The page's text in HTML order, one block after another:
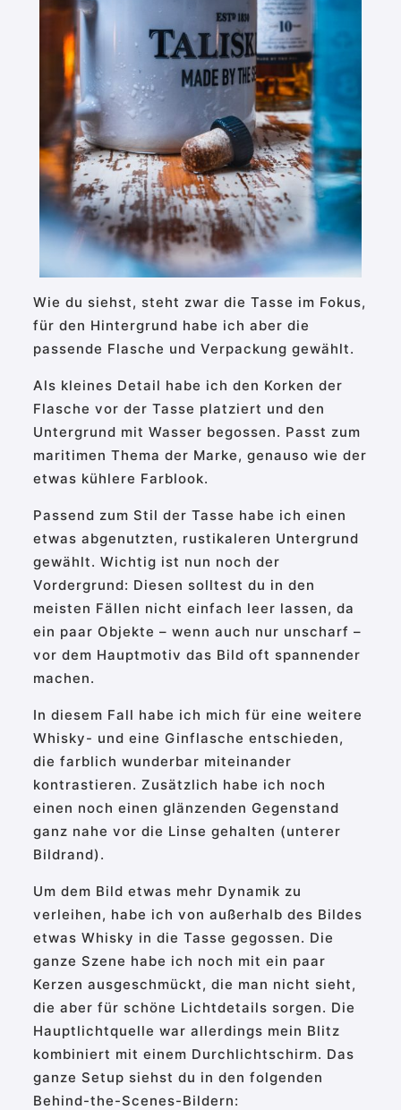
Wie du siehst, steht zwar die Tasse im Fokus,
für den Hintergrund habe ich aber die
passende Flasche und Verpackung gewählt.
Als kleines Detail habe ich den Korken der
Flasche vor der Tasse platziert und den
Untergrund mit Wasser begossen. Passt zum
maritimen Thema der Marke, genauso wie der
etwas kühlere Farblook.
Passend zum Stil der Tasse habe ich einen
etwas abgenutzten, rustikaleren Untergrund
gewählt. Wichtig ist nun noch der
Vordergrund: Diesen solltest du in den
meisten Fällen nicht einfach leer lassen, da
ein paar Objekte – wenn auch nur unscharf –
vor dem Hauptmotiv das Bild oft spannender
machen.
In diesem Fall habe ich mich für eine weitere
Whisky- und eine Ginflasche entschieden,
die farblich wunderbar miteinander
kontrastieren. Zusätzlich habe ich noch
einen noch einen glänzenden Gegenstand
ganz nahe vor die Linse gehalten (unterer
Bildrand).
Um dem Bild etwas mehr Dynamik zu
verleihen, habe ich von außerhalb des Bildes
etwas Whisky in die Tasse gegossen. Die
ganze Szene habe ich noch mit ein paar
Kerzen ausgeschmückt, die man nicht sieht,
die aber für schöne Lichtdetails sorgen. Die
Hauptlichtquelle war allerdings mein Blitz
kombiniert mit einem Durchlichtschirm. Das
ganze Setup siehst du in den folgenden
Behind-the-Scenes-Bildern: